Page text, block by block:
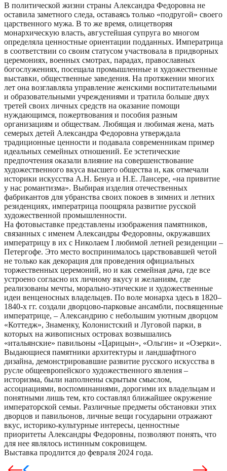
В политической жизни страны Александра Федоровна не
оставила заметного следа, оставаясь только «подругой» своего
царственного мужа. В то же время, олицетворяя
монархическую власть, августейшая супруга во многом
определяла ценностные ориентации подданных. Императрица
в соответствии со своим статусом участвовала в придворных
церемониях, военных смотрах, парадах, православных
богослужениях, посещала промышленные и художественные
выставки, общественные заведения. На протяжении многих
лет она возглавляла управление женскими воспитательными
и образовательными учреждениями и тратила больше двух
третей своих личных средств на оказание помощи
нуждающимся, пожертвования и пособия разным
организациям и обществам. Любящая и любимая жена, мать
семерых детей Александра Федоровна утверждала
традиционные ценности и подавала современникам пример
идеальных семейных отношений. Ее эстетические
предпочтения оказали влияние на совершенствование
художественного вкуса высшего общества и, как отмечали
историки искусства А.Н. Бенуа и Н.Е. Лансере, «на привитие
у нас романтизма». Выбирая изделия отечественных
фабрикантов для убранства своих покоев в зимних и летних
резиденциях, императрица поощряла развитие русской
художественной промышленности.
На фотовыставке представлены изображения памятников,
связанных с именем Александры Федоровны, окружавших
императрицу в их с Николаем I любимой летней резиденции –
Петергофе. Это место воспринималось царствовавшей четой
не только как декорация для проведения официальных
торжественных церемоний, но и как семейная дача, где все
устроено согласно их личному вкусу и желаниям, где
реализованы мечты, морально-этические и художественные
идеи венценосных владельцев. По воле монарха здесь в 1820–
1840-х гг. создали дворцово-парковые ансамбли, посвященные
императрице, – Александрию с небольшим уютным дворцом
«Коттедж», Знаменку, Колонистский и Луговой парки, в
которых на живописных островах возвышались
«итальянские» павильоны «Царицын», «Ольгин» и «Озерки».
Выдающиеся памятники архитектуры и ландшафтного
дизайна, демонстрировавшие развитие русского искусства в
русле общеевропейского художественного явления –
историзма, были наполнены скрытым смыслом,
ассоциациями, воспоминаниями, дорогими их владельцам и
понятными лишь тем, кто составлял ближайшее окружение
императорской семьи. Различные предметы обстановки этих
дворцов и павильонов, личные вещи государыни отражают
вкус, историко-культурные интересы, ценностные
приоритеты Александры Федоровны, позволяют понять, что
для нее являлось истинным сокровищем.
Выставка продлится до февраля 2024 года.